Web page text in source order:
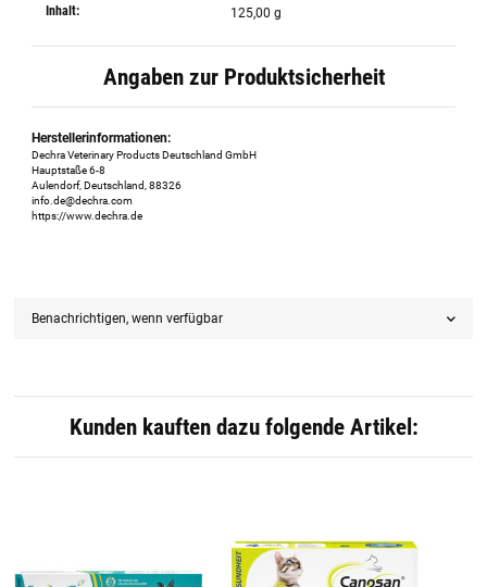
Inhalt: 125,00 g
Angaben zur Produktsicherheit
Herstellerinformationen:
Dechra Veterinary Products Deutschland GmbH
Hauptstaße 6-8
Aulendorf, Deutschland, 88326
info.de@dechra.com
https://www.dechra.de
Benachrichtigen, wenn verfügbar
Kunden kauften dazu folgende Artikel: